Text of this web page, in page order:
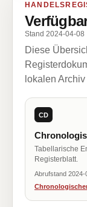
Stand 2024-04-08
Diese
lokalen
CD
Tabellarische
Registerblatt.
Abrufstand 2024-